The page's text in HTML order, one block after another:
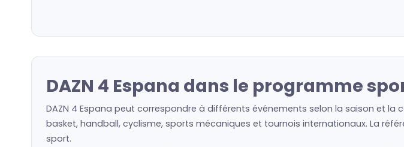
DAZN 4 Espana dans le programme
DAZN 4 Espana peut correspondre à différents événements selon la saison et
basket, handball, cyclisme, sports mécaniques et tournois internationaux. La
sport.